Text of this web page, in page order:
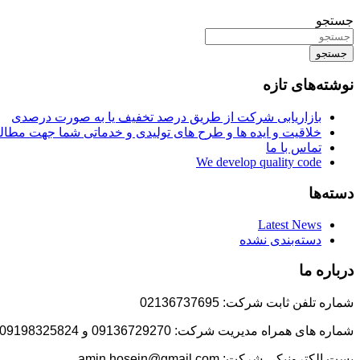
جستجو
جستجو
نوشته‌های تازه
بازاریابی شرکت از طریق درصد تخفیف یا به صورت درصدی
خلاقیت و ایده ها و طرح های تولیدی و خدماتی شما جهت
تماس با ما
We develop quality code
دسته‌ها
Latest News
دسته‌بندی نشده
درباره ما
شماره تلفن ثابت شرکت: 02136737695
شماره های همراه مدیریت شرکت: 09136729270 و 09198325824